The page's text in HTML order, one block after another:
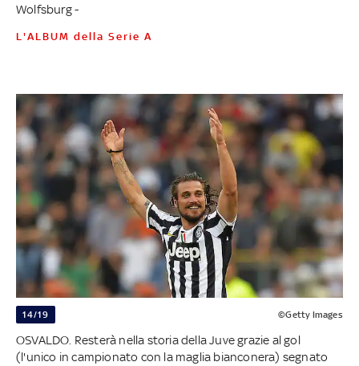
Wolfsburg -
L'ALBUM della Serie A
14/19 ©Getty Images
OSVALDO. Resterà nella storia della Juve grazie al gol
(l'unico in campionato con la maglia bianconera) segnato